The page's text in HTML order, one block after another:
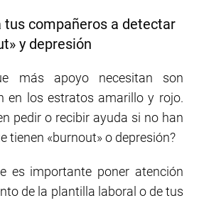
tus compañeros a detectar
y depresión
más apoyo necesitan son
en los estratos amarillo y rojo.
pedir o recibir ayuda si no han
tienen «burnout» o depresión?
es importante poner atención
de la plantilla laboral o de tus